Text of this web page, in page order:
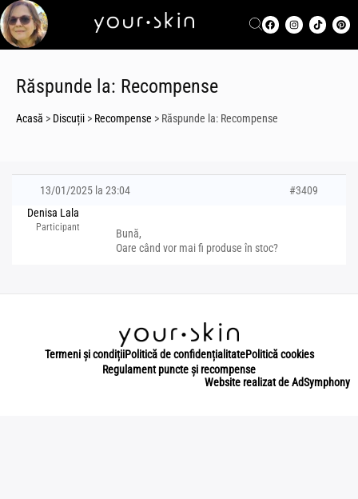
Răspunde la: Recompense
Acasă > Discuții > Recompense > Răspunde la: Recompense
13/01/2025 la 23:04
#3409
Denisa Lala
Participant
Bună,
Oare când vor mai fi produse în stoc?
Termeni și condițiiPolitică de confidențialitatePolitică cookies
Regulament puncte și recompense
Website realizat de AdSymphony